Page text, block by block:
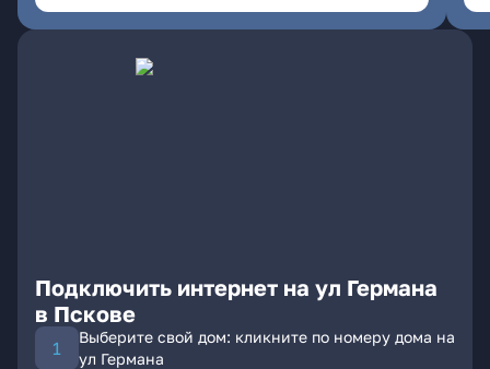
Подключить интернет на ул Германа
в Пскове
Выберите свой дом: кликните по номеру дома на
ул Германа